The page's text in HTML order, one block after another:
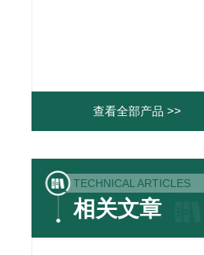
查看全部产品 >>
TECHNICAL ARTICLES
相关文章